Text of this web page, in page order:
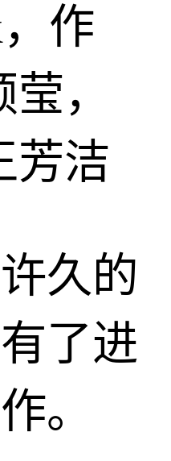
作
，
芳洁
久的
了进
。